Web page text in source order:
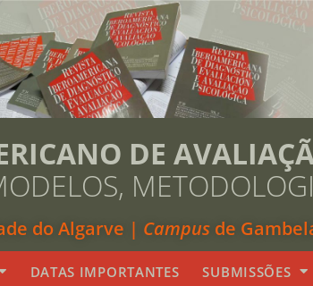
DE
do Algarve | Campus de
DATAS IMPORTANTES SUBMISSÕES